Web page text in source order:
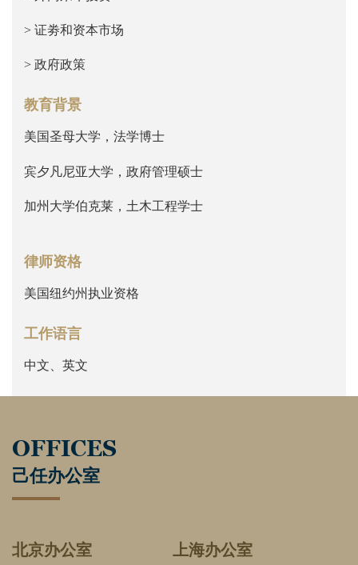
> 证劵和资本市场
> 政府政策
教育背景
美国圣母大学，法学博士
宾夕凡尼亚大学，政府管理硕士
加州大学伯克莱，土木工程学士
律师资格
美国纽约州执业资格
工作语言
中文、英文
OFFICES
己任办公室
北京办公室 上海办公室